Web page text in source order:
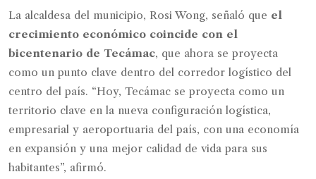
La alcaldesa del municipio, Rosi Wong, señaló que el
crecimiento económico coincide con el
bicentenario de Tecámac, que ahora se proyecta
como un punto clave dentro del corredor logístico del
centro del país. “Hoy, Tecámac se proyecta como un
territorio clave en la nueva configuración logística,
empresarial y aeroportuaria del país, con una economía
en expansión y una mejor calidad de vida para sus
habitantes”, afirmó.